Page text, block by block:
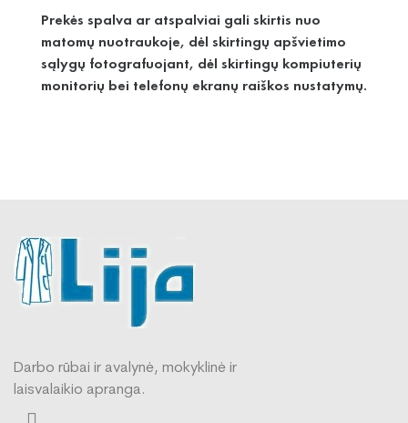
Prekės spalva ar atspalviai gali skirtis nuo
matomų nuotraukoje, dėl skirtingų apšvietimo
sąlygų fotografuojant, dėl skirtingų kompiuterių
monitorių bei telefonų ekranų raiškos nustatymų.
Darbo rūbai ir avalynė, mokyklinė ir
laisvalaikio apranga.